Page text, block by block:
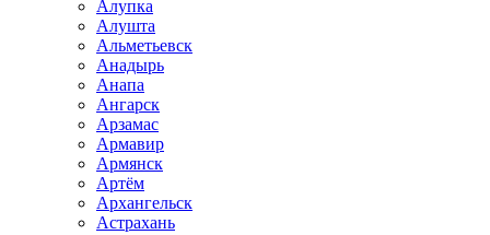
Алупка
Алушта
Альметьевск
Анадырь
Анапа
Ангарск
Арзамас
Армавир
Армянск
Артём
Архангельск
Астрахань